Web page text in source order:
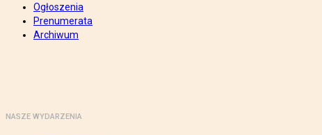
Ogłoszenia
Prenumerata
Archiwum
NASZE WYDARZENIA